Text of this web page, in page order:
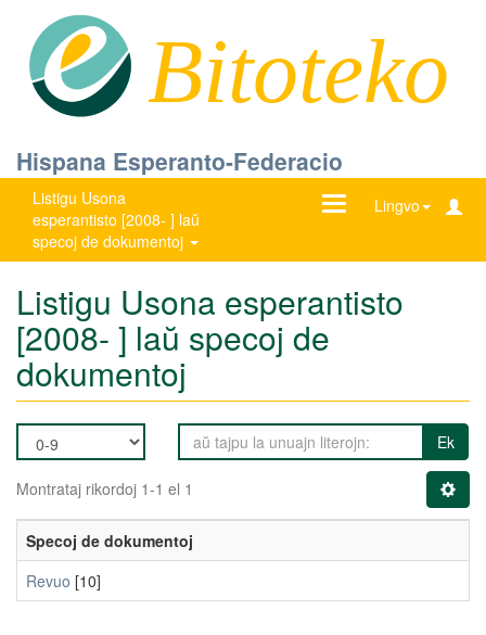
Bitoteko
Hispana Esperanto-Federacio
Listigu Usona
esperantisto [2008- ] laŭ
specoj de dokumentoj
Lingvo
Ŝanĝu
Listigu Usona esperantisto
[2008- ] laŭ specoj de
dokumentoj
Ek
Montrataj rikordoj 1-1 el 1
Specoj de dokumentoj
Revuo [10]